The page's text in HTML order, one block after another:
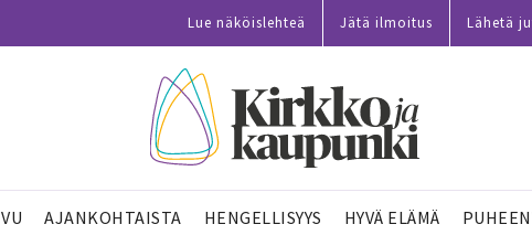
Lue näköislehteä Jätä ilmoitus Lähetä
AJANKOHTAISTA HENGELLISYYS HYVÄ ELÄMÄ